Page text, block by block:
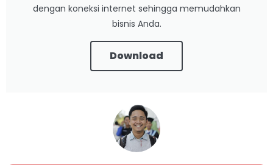
dengan koneksi internet sehingga memudahkan
bisnis Anda.
Download